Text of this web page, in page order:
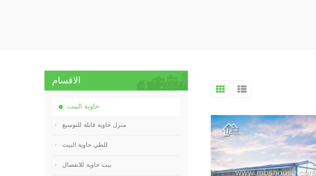
الاقسام
حاوية البيت
منزل حاوية قابلة للتوسيع
للطي حاوية البيت
بيت حاوية للانفصال